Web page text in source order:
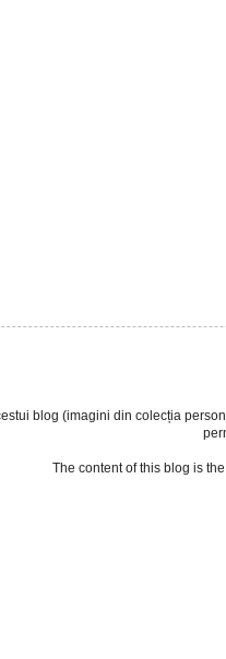
blog (imagini din colecția
The content of this blog is